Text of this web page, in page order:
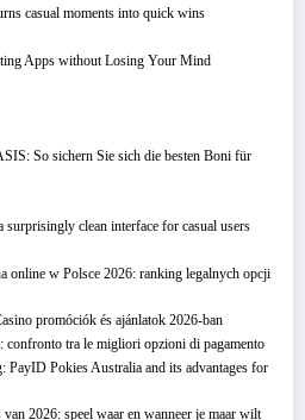
casual moments into quick wins
Apps without Losing Your Mind
So sichern Sie sich die besten Boni für
surprisingly clean interface for casual users
online w Polsce 2026: ranking legalnych opcji
promóciók és ajánlatok 2026-ban
tra le migliori opzioni di pagamento
PayID Pokies Australia and its advantages for
2026: speel waar en wanneer je maar wilt